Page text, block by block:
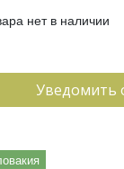
нет в наличии
Уведомить